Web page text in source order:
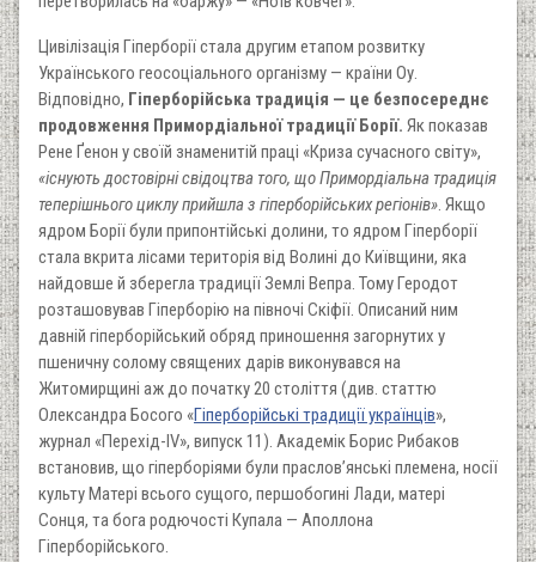
Цивілізація Гіперборії стала другим етапом розвитку
Українського геосоціального організму — країни Оу.
Відповідно, Гіперборійська традиція — це безпосереднє
продовження Примордіальної традиції Борії. Як показав
Рене Ґенон у своїй знаменитій праці «Криза сучасного світу»,
«існують достовірні свідоцтва того, що Примордіальна традиція
теперішнього циклу прийшла з гіперборійських регіонів». Якщо
ядром Борії були припонтійські долини, то ядром Гіперборії
стала вкрита лісами територія від Волині до Київщини, яка
найдовше й зберегла традиції Землі Вепра. Тому Геродот
розташовував Гіперборію на півночі Скіфії. Описаний ним
давній гіперборійський обряд приношення загорнутих у
пшеничну солому священих дарів виконувався на
Житомирщині аж до початку 20 століття (див. статтю
Олександра Босого «Гіперборійські традиції українців»,
журнал «Перехід-IV», випуск 11). Академік Борис Рибаков
встановив, що гіперборіями були праслов’янські племена, носії
культу Матері всього сущого, першобогині Лади, матері
Сонця, та бога родючості Купала — Аполлона
Гіперборійського.